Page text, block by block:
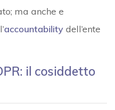
ma anche e
accountabilitydell’ente
il cosiddetto